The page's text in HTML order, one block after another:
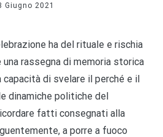
Giugno 2021
ha del rituale e rischia
rassegna di memoria storica
capacità di svelare il perché e il
dinamiche politiche del
fatti consegnati alla
a porre a fuoco